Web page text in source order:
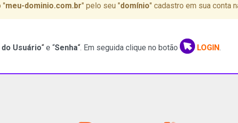
"meu-dominio.com.br" pelo seu "domínio" cadastro em sua conta
Usuário“ e “Senha“. Em seguida clique no botão LOGIN.